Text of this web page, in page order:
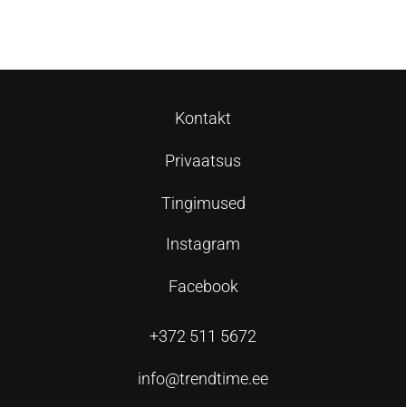
Kontakt
Privaatsus
Tingimused
Instagram
Facebook
+372 511 5672
info@trendtime.ee